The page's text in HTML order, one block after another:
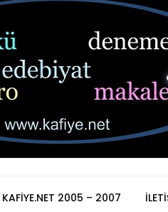
KAFIYE.NET 2005 – 2007